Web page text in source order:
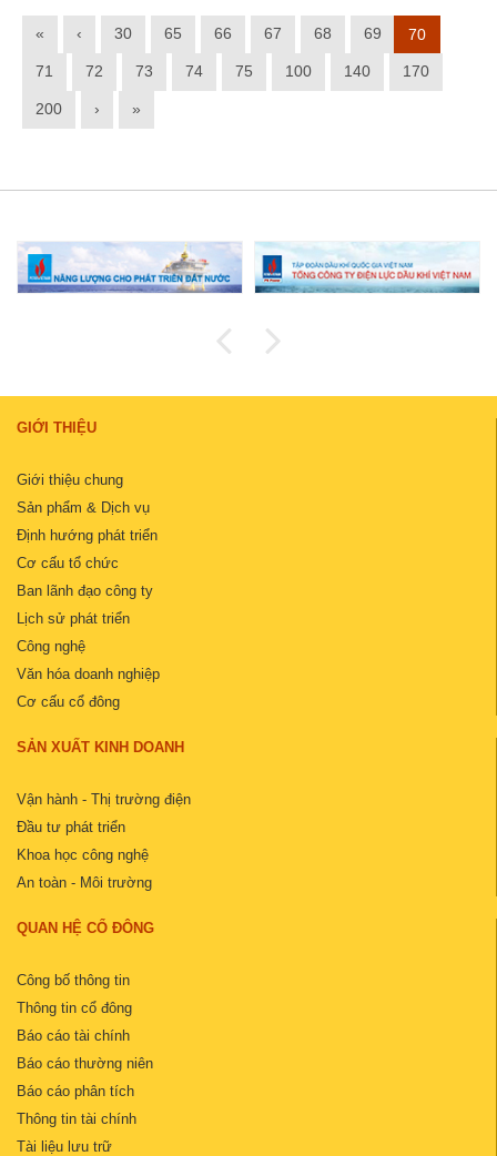
« ‹ 30 65 66 67 68 69 70
71 72 73 74 75 100 140 170
200 › »
GIỚI THIỆU
Giới thiệu chung
Sản phẩm & Dịch vụ
Định hướng phát triển
Cơ cấu tổ chức
Ban lãnh đạo công ty
Lịch sử phát triển
Công nghệ
Văn hóa doanh nghiệp
Cơ cấu cổ đông
SẢN XUẤT KINH DOANH
Vận hành - Thị trường điện
Đầu tư phát triển
Khoa học công nghệ
An toàn - Môi trường
QUAN HỆ CỔ ĐÔNG
Công bố thông tin
Thông tin cổ đông
Báo cáo tài chính
Báo cáo thường niên
Báo cáo phân tích
Thông tin tài chính
Tài liệu lưu trữ